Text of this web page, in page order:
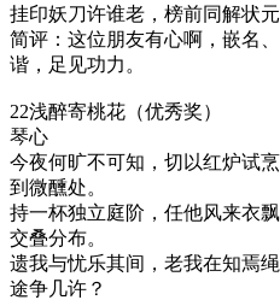
挂印妖刀许谁老，榜前同解状元
简评：这位朋友有心啊，嵌名
谐，足见功力。
22浅醉寄桃花（优秀奖）
琴心
今夜何旷不可知，切以红炉试
到微醺处。
持一杯独立庭阶，任他风来衣
交叠分布。
遗我与忧乐其间，老我在知焉
途争几许？